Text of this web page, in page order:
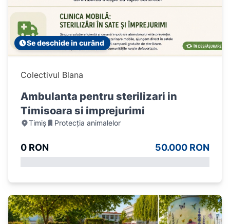
Se deschide in curând
Colectivul Blana
Ambulanta pentru sterilizari in
Timisoara si imprejurimi
Timiș Protecția animalelor
0 RON 50.000 RON